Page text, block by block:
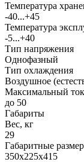
Температура
-40...+45
Температура
-5...+40
Тип напряжения
Однофазный
Тип охлаждения
Воздушное
Максимальный
до 50
Габариты
Вес, кг
29
Габаритные
350х225х415